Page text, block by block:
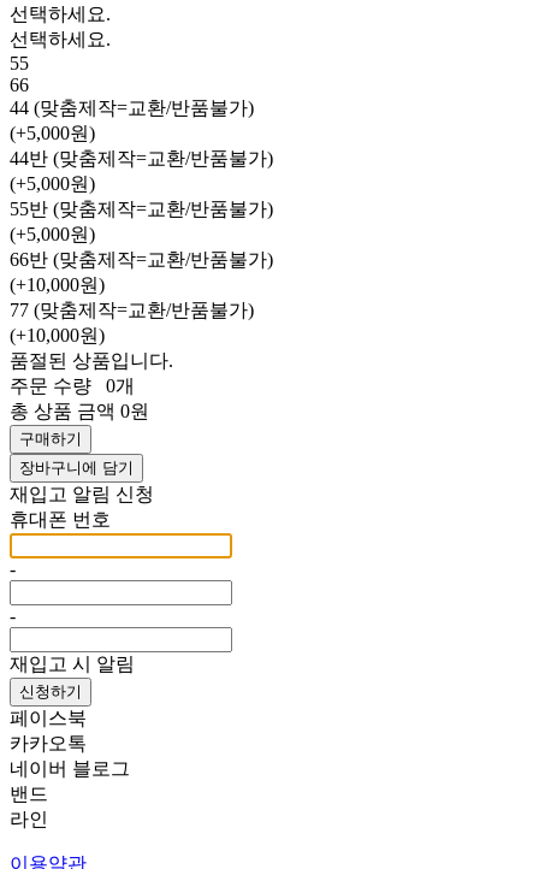
선택하세요.
선택하세요.
55
66
44 (맞춤제작=교환/반품불가)
(+5,000원)
44반 (맞춤제작=교환/반품불가)
(+5,000원)
55반 (맞춤제작=교환/반품불가)
(+5,000원)
66반 (맞춤제작=교환/반품불가)
(+10,000원)
77 (맞춤제작=교환/반품불가)
(+10,000원)
품절된 상품입니다.
주문 수량
0개
총 상품 금액 0원
구매하기
장바구니에 담기
재입고 알림 신청
휴대폰 번호
-
-
재입고 시 알림
신청하기
페이스북
카카오톡
네이버 블로그
밴드
라인
이용약관